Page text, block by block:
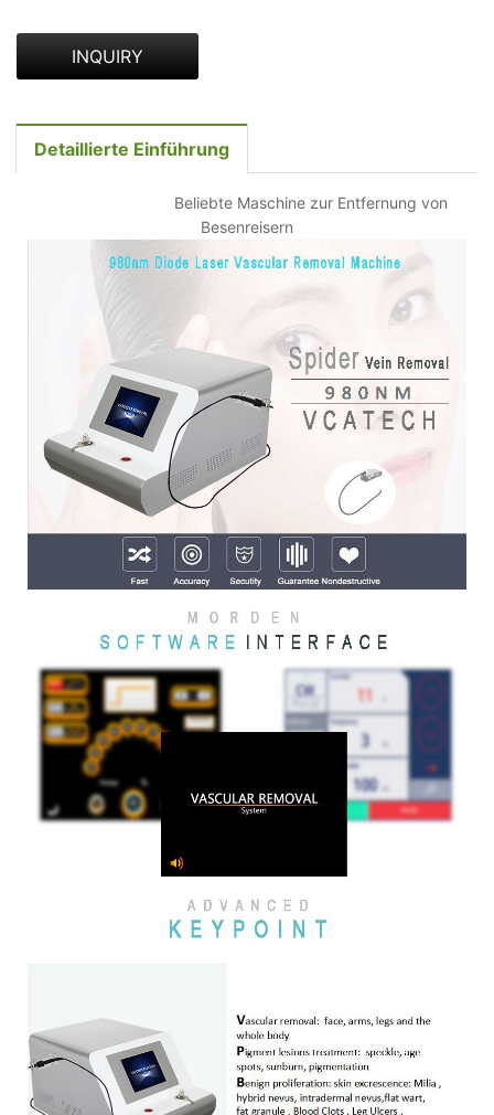
INQUIRY
Detaillierte Einführung
Beliebte Maschine zur Entfernung von
Besenreisern